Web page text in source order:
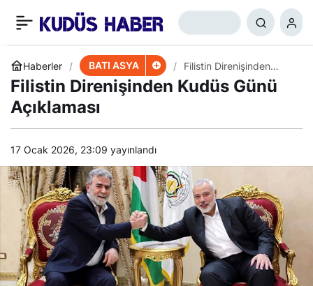
Haberler BATI ASYA
Filistin Direnişinden
Kudüs Günü Açıklaması
Filistin Direnişinden Kudüs Günü
Açıklaması
17 Ocak 2026, 23:09 yayınlandı
Ensarullah Lideri: İsrail
Yok Olacak
+ 0 Paylaş